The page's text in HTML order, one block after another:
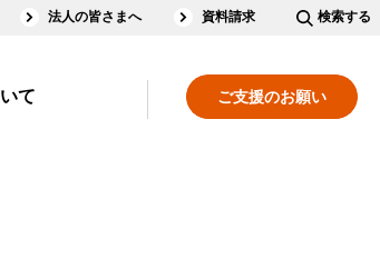
法人の皆さまへ 資料請求 検索する
ご支援のお願い
て